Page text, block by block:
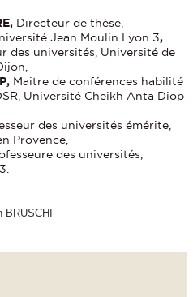
Directeur de thèse,
Jean Moulin Lyon 3,
des universités, Université de
Maitre de conférences habilité
Université Cheikh Anta Diop
des universités émérite,
Provence,
des universités,
BRUSCHI